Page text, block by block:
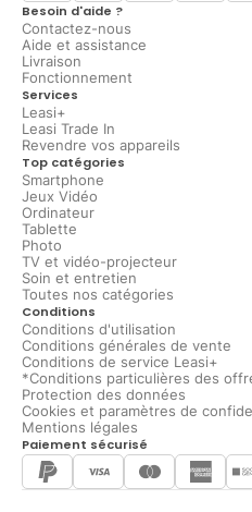
Besoin d'aide ?
Contactez-nous
Aide et assistance
Livraison
Fonctionnement
Services
Leasi+
Leasi Trade In
Revendre vos appareils
Top catégories
Smartphone
Jeux Vidéo
Ordinateur
Tablette
Photo
TV et vidéo-projecteur
Soin et entretien
Toutes nos catégories
Conditions
Conditions d'utilisation
Conditions générales de vente
Conditions de service Leasi+
*Conditions particulières des
Protection des données
Cookies et paramètres de
Mentions légales
Paiement sécurisé